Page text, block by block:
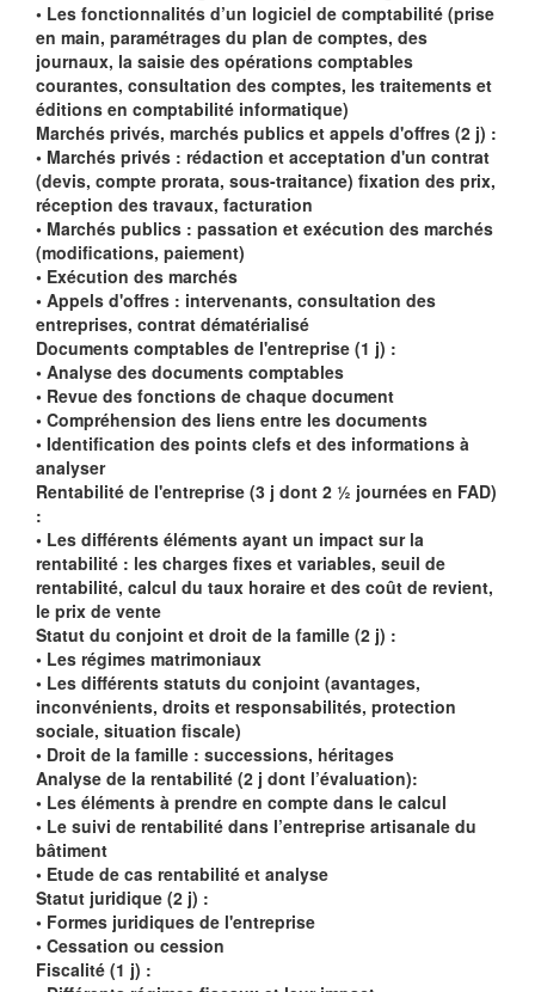
• Les fonctionnalités d’un logiciel de comptabilité (prise
en main, paramétrages du plan de comptes, des
journaux, la saisie des opérations comptables
courantes, consultation des comptes, les traitements et
éditions en comptabilité informatique)
Marchés privés, marchés publics et appels d'offres (2 j) :
• Marchés privés : rédaction et acceptation d'un contrat
(devis, compte prorata, sous-traitance) fixation des prix,
réception des travaux, facturation
• Marchés publics : passation et exécution des marchés
(modifications, paiement)
• Exécution des marchés
• Appels d'offres : intervenants, consultation des
entreprises, contrat dématérialisé
Documents comptables de l'entreprise (1 j) :
• Analyse des documents comptables
• Revue des fonctions de chaque document
• Compréhension des liens entre les documents
• Identification des points clefs et des informations à
analyser
Rentabilité de l'entreprise (3 j dont 2 ½ journées en FAD)
:
• Les différents éléments ayant un impact sur la
rentabilité : les charges fixes et variables, seuil de
rentabilité, calcul du taux horaire et des coût de revient,
le prix de vente
Statut du conjoint et droit de la famille (2 j) :
• Les régimes matrimoniaux
• Les différents statuts du conjoint (avantages,
inconvénients, droits et responsabilités, protection
sociale, situation fiscale)
• Droit de la famille : successions, héritages
Analyse de la rentabilité (2 j dont l’évaluation):
• Les éléments à prendre en compte dans le calcul
• Le suivi de rentabilité dans l’entreprise artisanale du
bâtiment
• Etude de cas rentabilité et analyse
Statut juridique (2 j) :
• Formes juridiques de l'entreprise
• Cessation ou cession
Fiscalité (1 j) :